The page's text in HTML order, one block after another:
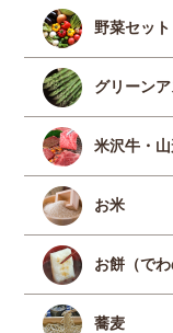
野菜セット
グリーン
米沢牛・
お米
お餅（でわ
蕎麦